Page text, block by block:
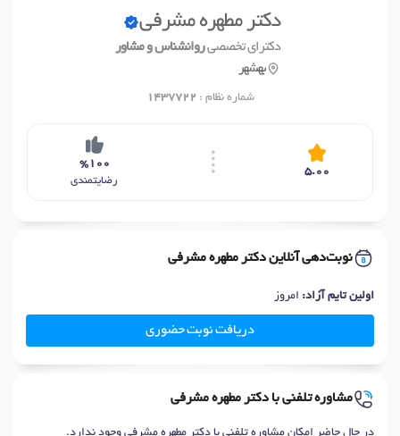
دکتر مطهره مشرفی
دکترای تخصصیروانشناس و مشاور
بهشهر
شماره نظام : 1437722
5.00
%100
رضایتمندی
نوبت‌دهی آنلاین دکتر مطهره مشرفی
اولین تایم آزاد: امروز
دریافت نوبت حضوری
مشاوره تلفنی با دکتر مطهره مشرفی
در حال حاضر امکان مشاوره تلفنی با دکتر مطهره مشرفی وجود ندارد.